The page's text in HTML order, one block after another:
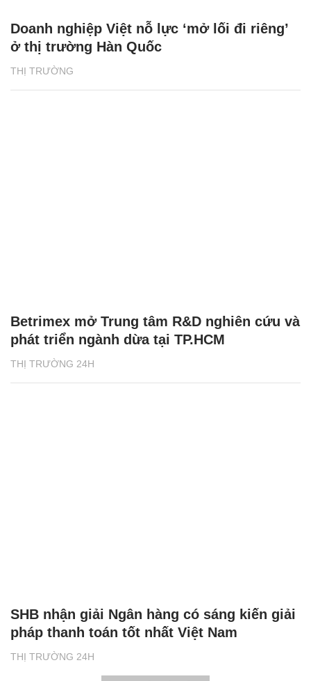
THỊ TRƯỜNG
Doanh nghiệp Việt nỗ lực ‘mở lối đi riêng’
ở thị trường Hàn Quốc
THỊ TRƯỜNG 24H
Betrimex mở Trung tâm R&D nghiên cứu và
phát triển ngành dừa tại TP.HCM
THỊ TRƯỜNG 24H
SHB nhận giải Ngân hàng có sáng kiến giải
pháp thanh toán tốt nhất Việt Nam